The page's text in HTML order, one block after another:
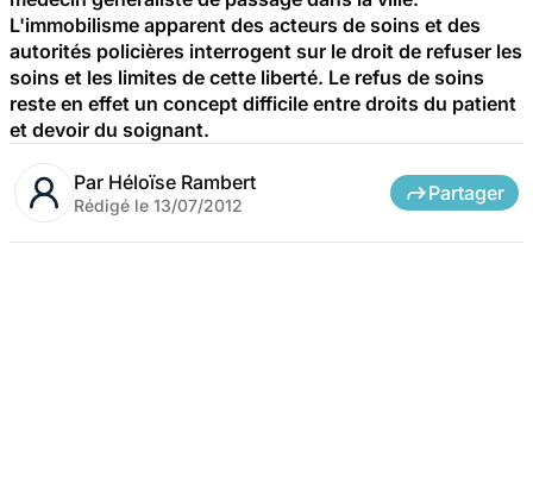
L'immobilisme apparent des acteurs de soins et des
autorités policières interrogent sur le droit de refuser les
soins et les limites de cette liberté. Le refus de soins
reste en effet un concept difficile entre droits du patient
et devoir du soignant.
Par Héloïse Rambert
Rédigé le 13/07/2012
Partager